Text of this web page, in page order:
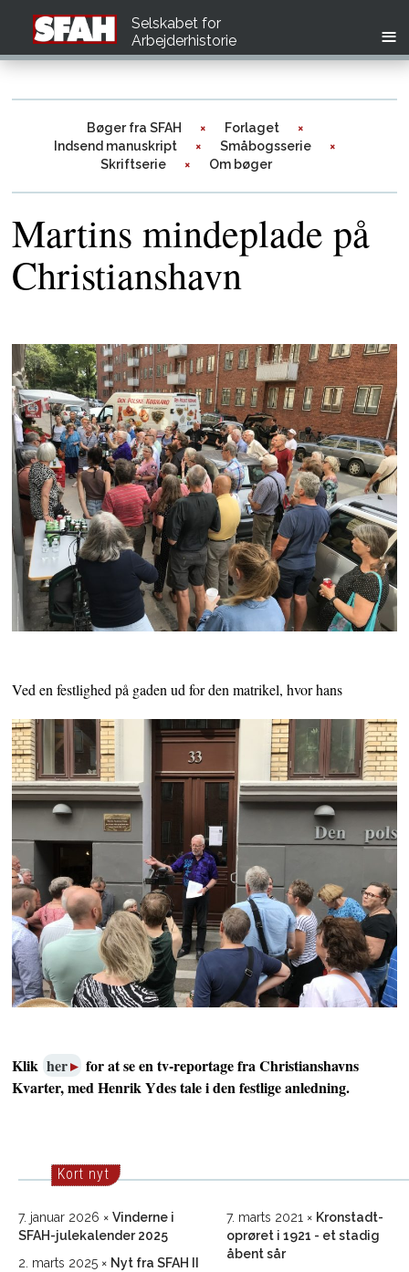
Selskabet for
Arbejderhistorie
Bøger fra SFAH
Forlaget
Indsend manuskript
Småbogsserie
Skriftserie
Om bøger
Martins mindeplade på
Christianshavn
Ved en festlighed på gaden ud for den matrikel, hvor hans
Klik her
for at se en tv-reportage fra Christianshavns
Kvarter, med Henrik Ydes tale i den festlige anledning.
Kort nyt
7. januar 2026
Vinderne i
SFAH-julekalender 2025
2. marts 2025
Nyt fra SFAH II
7. marts 2021
Kronstadt-
oprøret i 1921 - et stadig
åbent sår